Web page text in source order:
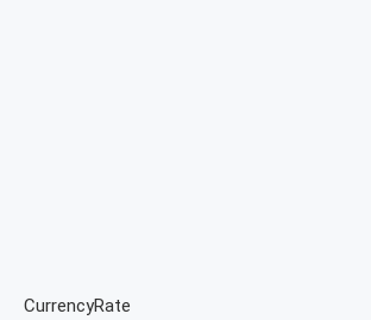
CurrencyRate